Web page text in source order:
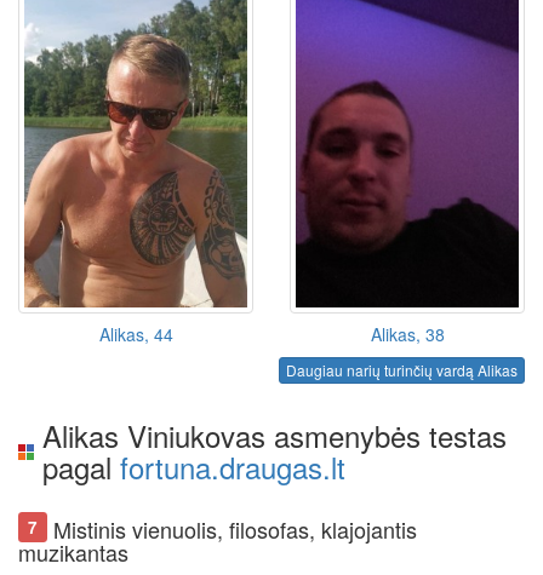
Alikas, 44 Alikas, 38
Daugiau narių turinčių vardą Alikas
Alikas Viniukovas asmenybės testas
pagal fortuna.draugas.lt
7 Mistinis vienuolis, filosofas, klajojantis
muzikantas